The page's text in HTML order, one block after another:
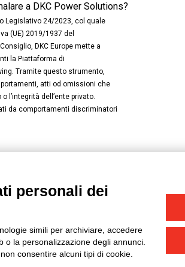
a DKC Power Solutions?
Legislativo 24/2023, col quale
(UE) 2019/1937 del
DKC Europe mette a
la Piattaforma di
Tramite questo strumento,
atti od omissioni che
l’integrità dell’ente privato.
da comportamenti discriminatori
personali dei
simili per archiviare, accedere
la personalizzazione degli annunci.
consentire alcuni tipi di cookie.